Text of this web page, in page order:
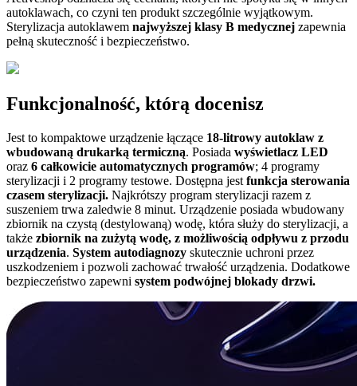
autoklawach, co czyni ten produkt szczególnie wyjątkowym.
Sterylizacja autoklawem najwyższej klasy B medycznej zapewnia
pełną skuteczność i bezpieczeństwo.
Funkcjonalność, którą docenisz
Jest to kompaktowe urządzenie łączące 18-litrowy autoklaw z
wbudowaną drukarką termiczną. Posiada wyświetlacz LED
oraz 6 całkowicie automatycznych programów; 4 programy
sterylizacji i 2 programy testowe. Dostępna jest funkcja sterowania
czasem sterylizacji. Najkrótszy program sterylizacji razem z
suszeniem trwa zaledwie 8 minut. Urządzenie posiada wbudowany
zbiornik na czystą (destylowaną) wodę, która służy do sterylizacji, a
także zbiornik na zużytą wodę, z możliwością odpływu z przodu
urządzenia. System autodiagnozy skutecznie uchroni przez
uszkodzeniem i pozwoli zachować trwałość urządzenia. Dodatkowe
bezpieczeństwo zapewni system podwójnej blokady drzwi.